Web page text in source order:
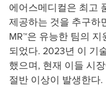
에어스메디컬은 최고
제공하는 것을 추구하
MR™은 유능한 팀의
되었다. 2023년 이 기
했으며, 현재 이들 시
절반 이상이 발생한다.